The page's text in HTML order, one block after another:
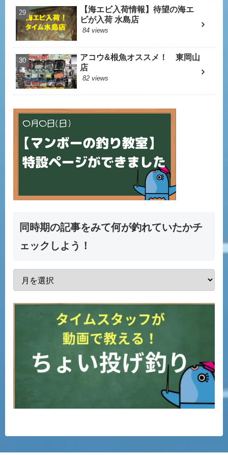
【海エビ入荷情報】待望の海エ
ビが入荷 水島店
84 views
アコウ&根魚オススメ！ 東岡山
店
82 views
同時期の記事をみて何が釣れていたかチ
ェックしよう！